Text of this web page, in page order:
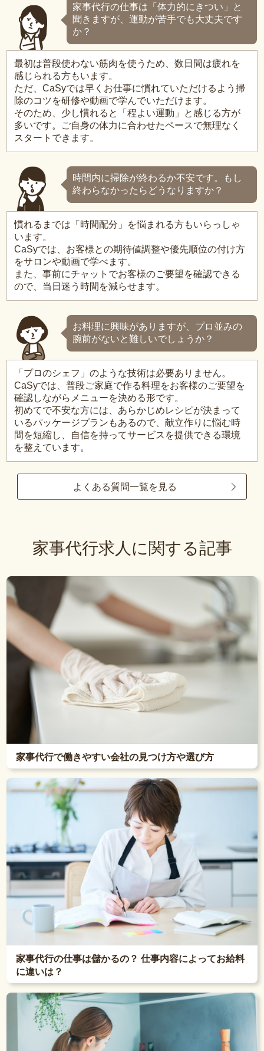
家事代行の仕事は「体力的にきつい」と
聞きますが、運動が苦手でも大丈夫です
か？
最初は普段使わない筋肉を使うため、数日間は疲れを
感じられる方もいます。
ただ、CaSyでは早くお仕事に慣れていただけるよう掃
除のコツを研修や動画で学んでいただけます。
そのため、少し慣れると「程よい運動」と感じる方が
多いです。ご自身の体力に合わせたペースで無理なく
スタートできます。
時間内に掃除が終わるか不安です。もし
終わらなかったらどうなりますか？
慣れるまでは「時間配分」を悩まれる方もいらっしゃ
います。
CaSyでは、お客様との期待値調整や優先順位の付け方
をサロンや動画で学べます。
また、事前にチャットでお客様のご要望を確認できる
ので、当日迷う時間を減らせます。
お料理に興味がありますが、プロ並みの
腕前がないと難しいでしょうか？
「プロのシェフ」のような技術は必要ありません。
CaSyでは、普段ご家庭で作る料理をお客様のご要望を
確認しながらメニューを決める形です。
初めてで不安な方には、あらかじめレシピが決まって
いるパッケージプランもあるので、献立作りに悩む時
間を短縮し、自信を持ってサービスを提供できる環境
を整えています。
よくある質問一覧を見る
家事代行求人に関する記事
家事代行で働きやすい会社の見つけ方や選び方
家事代行の仕事は儲かるの？ 仕事内容によってお給料
に違いは？